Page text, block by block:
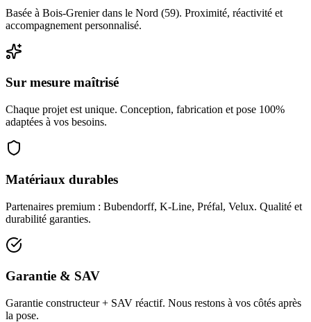
Basée à Bois-Grenier dans le Nord (59). Proximité, réactivité et
accompagnement personnalisé.
Sur mesure maîtrisé
Chaque projet est unique. Conception, fabrication et pose 100%
adaptées à vos besoins.
Matériaux durables
Partenaires premium : Bubendorff, K-Line, Préfal, Velux. Qualité et
durabilité garanties.
Garantie & SAV
Garantie constructeur + SAV réactif. Nous restons à vos côtés après
la pose.